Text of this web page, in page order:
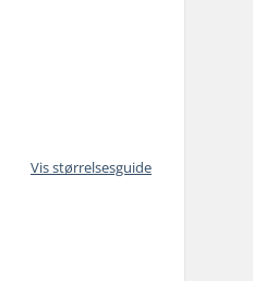
Vis størrelsesguide